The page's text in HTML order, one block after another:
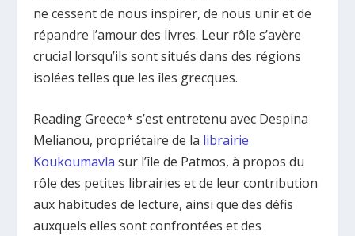
ne cessent de nous inspirer, de nous unir et de
répandre l’amour des livres. Leur rôle s’avère
crucial lorsqu’ils sont situés dans des régions
isolées telles que les îles grecques.
Reading Greece* s’est entretenu avec Despina
Melianou, propriétaire de la librairie
Koukoumavla sur l’île de Patmos, à propos du
rôle des petites librairies et de leur contribution
aux habitudes de lecture, ainsi que des défis
auxquels elles sont confrontées et des